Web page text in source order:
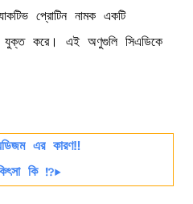
প্রোটিন নামক একটি
যুক্ত করে। এই অণুগুলি সিএডিকে
এর কারণ‼️
কি ⁉️▶️